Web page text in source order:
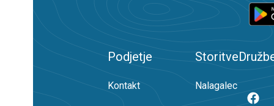
Podjetje
Kontakt
Storitve
Nalagalec